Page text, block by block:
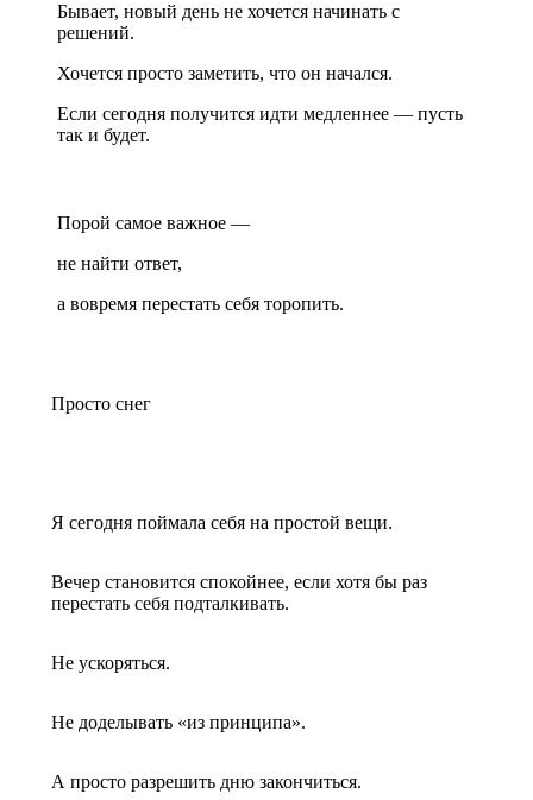
Бывает, новый день не хочется начинать с
решений.
Хочется просто заметить, что он начался.
Если сегодня получится идти медленнее — пусть
так и будет.
Порой самое важное —
не найти ответ,
а вовремя перестать себя торопить.
Просто снег
Я сегодня поймала себя на простой вещи.
Вечер становится спокойнее, если хотя бы раз
перестать себя подталкивать.
Не ускоряться.
Не доделывать «из принципа».
А просто разрешить дню закончиться.